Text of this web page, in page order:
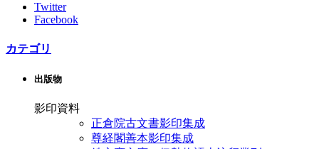
Twitter
Facebook
カテゴリ
出版物
影印資料
正倉院古文書影印集成
尊経閣善本影印集成